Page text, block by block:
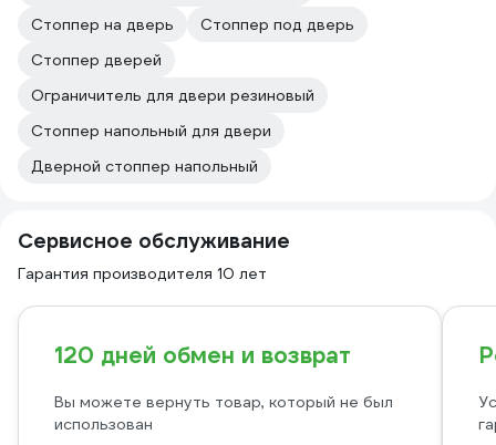
Стоппер на дверь
Стоппер под дверь
Стоппер дверей
Ограничитель для двери резиновый
Стоппер напольный для двери
Дверной стоппер напольный
Сервисное обслуживание
Гарантия производителя 10 лет
120 дней обмен и возврат
Вы можете вернуть товар, который не был
использован